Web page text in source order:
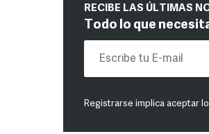
RECIBE LAS ÚLTIMAS
Todo lo que
Registrarse implica aceptar